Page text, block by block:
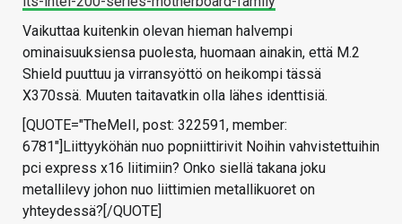
Vaikuttaa kuitenkin olevan hieman halvempi
ominaisuuksiensa puolesta, huomaan ainakin, että M.2
Shield puuttuu ja virransyöttö on heikompi tässä
X370ssä. Muuten taitavatkin olla lähes identtisiä.
[QUOTE="TheMeII, post: 322591, member:
6781"]Liittyyköhän nuo popniittirivit Noihin vahvistettuihin
pci express x16 liitimiin? Onko siellä takana joku
metallilevy johon nuo liittimien metallikuoret on
yhteydessä?[/QUOTE]